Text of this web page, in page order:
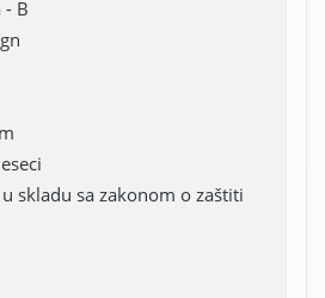
- B
skladu sa zakonom o zaštiti